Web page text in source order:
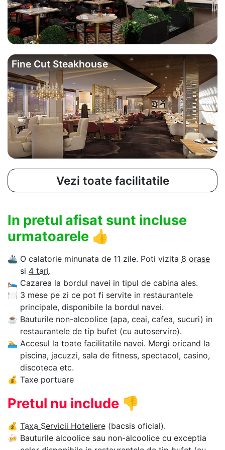
Fine Cut Steakhouse
Vezi toate facilitatile
In pretul afisat sunt incluse
urmatoarele 👍
🚢 O calatorie minunata de 11 zile. Poti vizita 8 orase
si 4 tari.
🛌 Cazarea la bordul navei in tipul de cabina ales.
🍽 3 mese pe zi ce pot fi servite in restaurantele
principale, disponibile la bordul navei.
☕ Bauturile non-alcoolice (apa, ceai, cafea, sucuri) in
restaurantele de tip bufet (cu autoservire).
🏊‍ Accesul la toate facilitatile navei. Mergi oricand la
piscina, jacuzzi, sala de fitness, spectacol, casino,
discoteca etc.
💰 Taxe portuare
Pretul nu include 👎
💰 Taxa Servicii Hoteliere (bacsis oficial).
🍻 Bauturile alcoolice sau non-alcoolice cu exceptia